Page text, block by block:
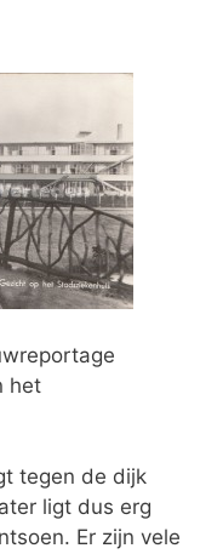
het
tegen de dijk
ligt dus erg
Er zijn vele